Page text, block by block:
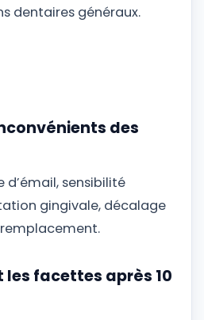
dentaires généraux.
des
sensibilité
gingivale, décalage
les facettes après 10